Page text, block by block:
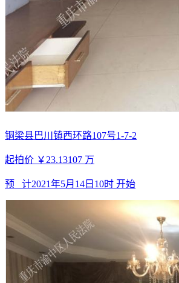
铜梁县巴川镇西环路107号1-7-2
起拍价 ￥23.13107 万
预 计2021年5月14日10时 开始